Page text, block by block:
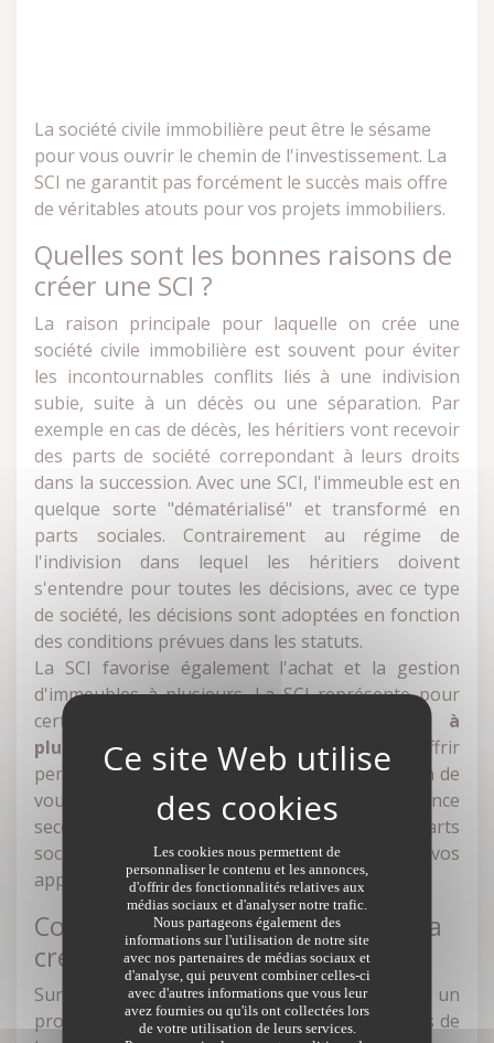
La société civile immobilière peut être le sésame
pour vous ouvrir le chemin de l'investissement. La
SCI ne garantit pas forcément le succès mais offre
de véritables atouts pour vos projets immobiliers.
Quelles sont les bonnes raisons de
créer une SCI ?
La raison principale pour laquelle on crée une
société civile immobilière est souvent pour éviter
les incontournables conflits liés à une indivision
subie, suite à un décès ou une séparation. Par
exemple en cas de décès, les héritiers vont recevoir
des parts de société correpondant à leurs droits
dans la succession. Avec une SCI, l'immeuble est en
quelque sorte "dématérialisé" et transformé en
parts sociales. Contrairement au régime de
l'indivision dans lequel les héritiers doivent
s'entendre pour toutes les décisions, avec ce type
de société, les décisions sont adoptées en fonction
des conditions prévues dans les statuts.
La SCI favorise également l'achat et la gestion
d'immeubles à plusieurs. La SCI représente pour
certains
l'opportunité d'acheter un bien à
plusieursque l'on n'aurait jamais pû s'offrir
personnellement. Cela peut être ainsi l'occasion de
vous regrouper pour acheter une résidence
secondaire ou un immeuble de rapport. Les parts
sociales seront alors réparties en fonction de vos
apports.
Comment faut-il procéder pour la
créer ?
Surtout, il convient de faire appel à un
professionnel du droit pour élaborer les statuts de
Les cookies nous permettent de
personnaliser le contenu et les annonces,
d'offrir des fonctionnalités relatives aux
médias sociaux et d'analyser notre trafic.
Nous partageons également des
informations sur l'utilisation de notre site
avec nos partenaires de médias sociaux et
d'analyse, qui peuvent combiner celles-ci
avec d'autres informations que vous leur
avez fournies ou qu'ils ont collectées lors
de votre utilisation de leurs services.